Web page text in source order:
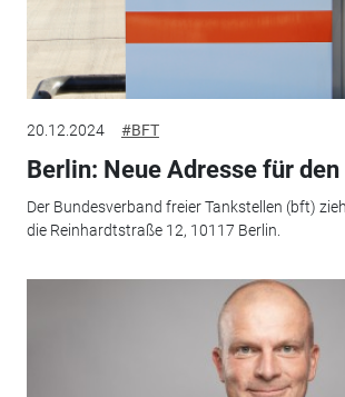
20.12.2024 #BFT
Berlin: Neue Adresse für
Der Bundesverband freier Tankstellen (bft)
die Reinhardtstraße 12, 10117 Berlin.